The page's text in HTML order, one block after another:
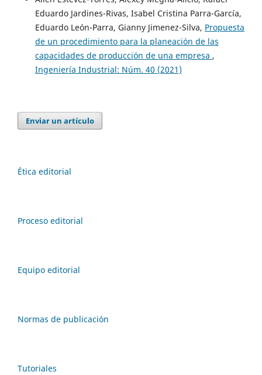
Eduardo Jardines-Rivas, Isabel Cristina Parra-García,
Eduardo León-Parra, Gianny Jimenez-Silva, Propuesta
de un procedimiento para la planeación de las
capacidades de producción de una empresa ,
Ingeniería Industrial: Núm. 40 (2021)
Enviar un artículo
Ética editorial
Proceso editorial
Equipo editorial
Normas de publicación
Tutoriales